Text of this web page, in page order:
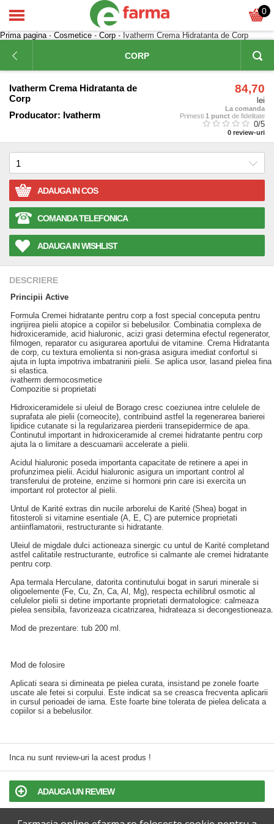
0
Prima pagina- Cosmetice - Corp - Ivatherm Crema Hidratanta de Corp
CORP
Ivatherm Crema Hidratanta de
Corp
Producator: Ivatherm
84,70
lei
La comanda
Primesti 1 punct de fidelitate
0/5
0 review-uri
ADAUGA IN COS
COMANDA TELEFONICA
ADAUGA IN WISHLIST
DESCRIERE
Principii Active
Formula Cremei hidratante pentru corp a fost special conceputa pentru
ingrijirea pielii atopice a copiilor si bebelusilor. Combinatia complexa de
hidroxiceramide, acid hialuronic, acizi grasi determina efectul regenerator,
filmogen, reparator cu asigurarea aportului de vitamine. Crema Hidratanta
de corp, cu textura emolienta si non-grasa asigura imediat confortul si
ajuta in lupta impotriva imbatranirii pielii. Se aplica usor, lasand pielea fina
si elastica.
ivatherm dermocosmetice
Compozitie si proprietati
Hidroxiceramidele si uleiul de Borago cresc coeziunea intre celulele de
suprafata ale pielii (corneocite), contribuind astfel la regenerarea barierei
lipidice cutanate si la regularizarea pierderii transepidermice de apa.
Continutul important in hidroxiceramide al cremei hidratante pentru corp
ajuta la o limitare a descuamarii accelerate a pielii.
Acidul hialuronic poseda importanta capacitate de retinere a apei in
profunzimea pielii. Acidul hialuronic asigura un important control al
transferului de proteine, enzime si hormoni prin care isi exercita un
important rol protector al pielii.
Untul de Karité extras din nucile arborelui de Karité (Shea) bogat in
fitosteroli si vitamine esentiale (A, E, C) are puternice proprietati
antiinflamatorii, restructurante si hidratante.
Uleiul de migdale dulci actioneaza sinergic cu untul de Karité completand
astfel calitatile restructurante, eutrofice si calmante ale cremei hidratante
pentru corp.
Apa termala Herculane, datorita continutului bogat in saruri minerale si
oligoelemente (Fe, Cu, Zn, Ca, Al, Mg), respecta echilibrul osmotic al
celulelor pielii si detine importante proprietati dermatologice: calmeaza
pielea sensibila, favorizeaza cicatrizarea, hidrateaza si decongestioneaza.
Mod de prezentare: tub 200 ml.
Mod de folosire
Aplicati seara si dimineata pe pielea curata, insistand pe zonele foarte
uscate ale fetei si corpului. Este indicat sa se creasca frecventa aplicarii
in cursul perioadei de iarna. Este foarte bine tolerata de pielea delicata a
copiilor si a bebelusilor.
Inca nu sunt review-uri la acest produs !
ADAUGA UN REVIEW